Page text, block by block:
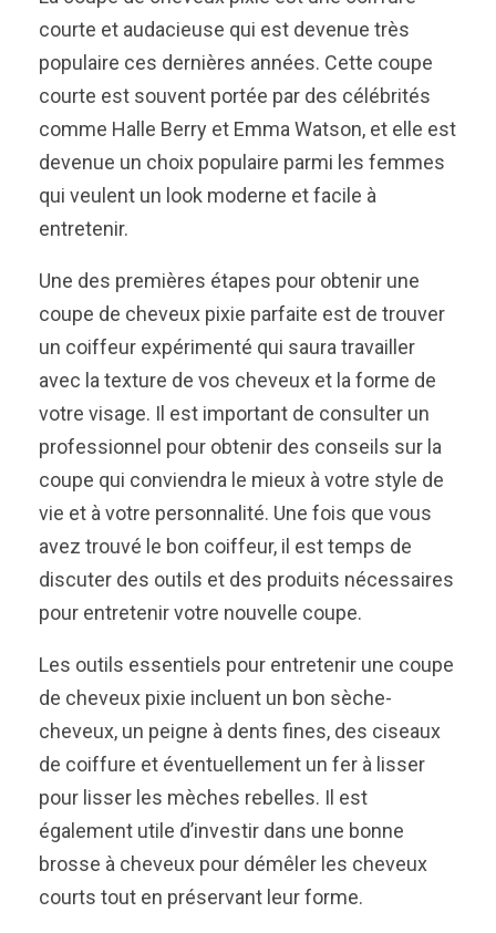
courte et audacieuse qui est devenue très
populaire ces dernières années. Cette coupe
courte est souvent portée par des célébrités
comme Halle Berry et Emma Watson, et elle est
devenue un choix populaire parmi les femmes
qui veulent un look moderne et facile à
entretenir.
Une des premières étapes pour obtenir une
coupe de cheveux pixie parfaite est de trouver
un coiffeur expérimenté qui saura travailler
avec la texture de vos cheveux et la forme de
votre visage. Il est important de consulter un
professionnel pour obtenir des conseils sur la
coupe qui conviendra le mieux à votre style de
vie et à votre personnalité. Une fois que vous
avez trouvé le bon coiffeur, il est temps de
discuter des outils et des produits nécessaires
pour entretenir votre nouvelle coupe.
Les outils essentiels pour entretenir une coupe
de cheveux pixie incluent un bon sèche-
cheveux, un peigne à dents fines, des ciseaux
de coiffure et éventuellement un fer à lisser
pour lisser les mèches rebelles. Il est
également utile d’investir dans une bonne
brosse à cheveux pour démêler les cheveux
courts tout en préservant leur forme.